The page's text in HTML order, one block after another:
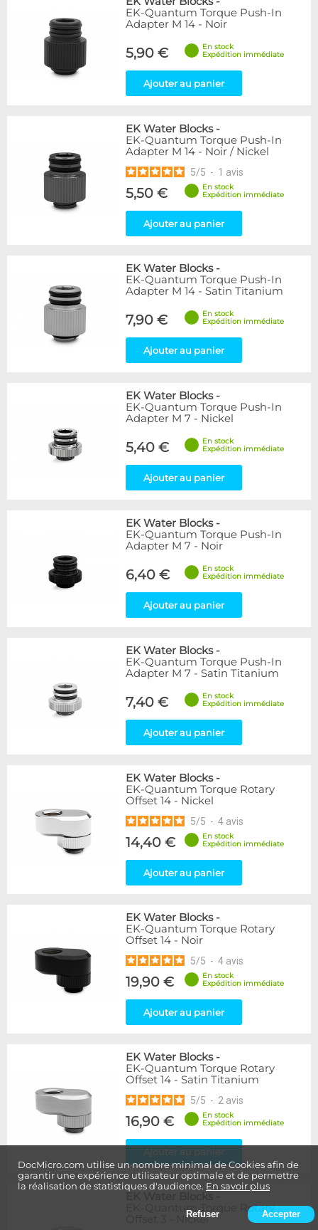
DocMicro.com utilise un nombre minimal de Cookies afin de
garantir une expérience utilisateur optimale et de permettre
la réalisation de statistiques d'audience. En savoir plus
Refuser Accepter
EK-Quantum Torque Push-In
Adapter M 14 - Noir
5,90 €
En stock
Expédition immédiate
Ajouter au panier
EK Water Blocks-
EK-Quantum Torque Push-In
Adapter M 14 - Noir / Nickel
5/5 - 1 avis
5,50 €
En stock
Expédition immédiate
Ajouter au panier
EK Water Blocks-
EK-Quantum Torque Push-In
Adapter M 14 - Satin Titanium
7,90 €
En stock
Expédition immédiate
Ajouter au panier
EK Water Blocks-
EK-Quantum Torque Push-In
Adapter M 7 - Nickel
5,40 €
En stock
Expédition immédiate
Ajouter au panier
EK Water Blocks-
EK-Quantum Torque Push-In
Adapter M 7 - Noir
6,40 €
En stock
Expédition immédiate
Ajouter au panier
EK Water Blocks-
EK-Quantum Torque Push-In
Adapter M 7 - Satin Titanium
7,40 €
En stock
Expédition immédiate
Ajouter au panier
EK Water Blocks-
EK-Quantum Torque Rotary
Offset 14 - Nickel
5/5 - 4 avis
14,40 €
En stock
Expédition immédiate
Ajouter au panier
EK Water Blocks-
EK-Quantum Torque Rotary
Offset 14 - Noir
5/5 - 4 avis
19,90 €
En stock
Expédition immédiate
Ajouter au panier
EK Water Blocks-
EK-Quantum Torque Rotary
Offset 14 - Satin Titanium
5/5 - 2 avis
16,90 €
En stock
Expédition immédiate
Ajouter au panier
EK-Quantum Torque Rotary
Offset 3 - Nickel